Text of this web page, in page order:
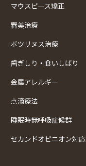
マウスピース矯正
審美治療
ボツリヌス治療
歯ぎしり・食いしばり
金属アレルギー
点滴療法
睡眠時無呼吸症候群
セカンドオピニオン対応